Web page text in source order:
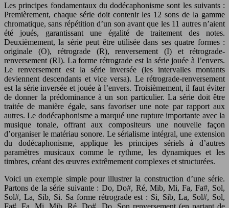
Les principes fondamentaux du dodécaphonisme sont les suivants :
Premièrement, chaque série doit contenir les 12 sons de la gamme
chromatique, sans répétition d’un son avant que les 11 autres n’aient
été joués, garantissant une égalité de traitement des notes.
Deuxièmement, la série peut être utilisée dans ses quatre formes :
originale (O), rétrograde (R), renversement (I) et rétrograde-
renversement (RI). La forme rétrograde est la série jouée à l’envers.
Le renversement est la série inversée (les intervalles montants
deviennent descendants et vice versa). Le rétrograde-renversement
est la série inversée et jouée à l’envers. Troisièmement, il faut éviter
de donner la prédominance à un son particulier. La série doit être
traitée de manière égale, sans favoriser une note par rapport aux
autres. Le dodécaphonisme a marqué une rupture importante avec la
musique tonale, offrant aux compositeurs une nouvelle façon
d’organiser le matériau sonore. Le sérialisme intégral, une extension
du dodécaphonisme, applique les principes sériels à d’autres
paramètres musicaux comme le rythme, les dynamiques et les
timbres, créant des œuvres extrêmement complexes et structurées.
Voici un exemple simple pour illustrer la construction d’une série.
Partons de la série suivante : Do, Do#, Ré, Mib, Mi, Fa, Fa#, Sol,
Sol#, La, Sib, Si. Sa forme rétrograde est : Si, Sib, La, Sol#, Sol,
Fa#, Fa, Mi, Mib, Ré, Do#, Do. Son renversement (en partant de